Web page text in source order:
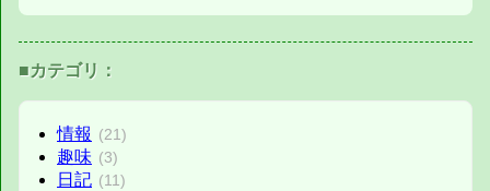
■カテゴリ：
情報 (21)
趣味 (3)
日記 (11)